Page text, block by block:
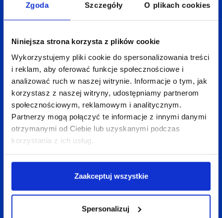
Zgoda Szczegóły O plikach cookies
Niniejsza strona korzysta z plików cookie
Wykorzystujemy pliki cookie do spersonalizowania treści
i reklam, aby oferować funkcje społecznościowe i
analizować ruch w naszej witrynie. Informacje o tym, jak
korzystasz z naszej witryny, udostępniamy partnerom
społecznościowym, reklamowym i analitycznym.
Partnerzy mogą połączyć te informacje z innymi danymi
otrzymanymi od Ciebie lub uzyskanymi podczas
korzystania z ich usług.
Zaakceptuj wszystkie
Spersonalizuj
Analizie poddano te same słowa kluczowe, które
wykorzystano w badaniu opisanym w poprzednim
paragrafie. Następnie 20% słów i fraz kluczowych
wykazujących największą popularność
zakwalifikowano do pierwszej grupy. W grupie
drugiej znalazło się pozostałe 80% tych, które
okazały się mniej popularne. Jakie wnioski płyną
z powyższego porównania? Pozycje od 8 do 10 dla
bardziej niszowych słów kluczowych i tzw.long –
miały w Google o ok. 30% wyższy współczynnik